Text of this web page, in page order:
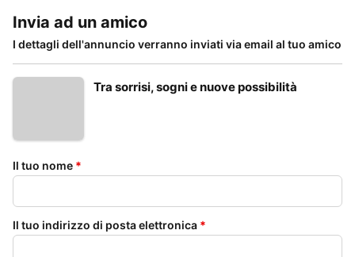
Invia ad un amico
I dettagli dell'annuncio verranno inviati via email al tuo amico
Tra sorrisi, sogni e nuove possibilità
Il tuo nome *
Il tuo indirizzo di posta elettronica *